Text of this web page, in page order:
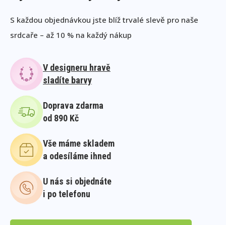
S každou objednávkou jste blíž trvalé slevě pro naše
srdcaře – až 10 % na každý nákup
V designeru hravě
sladíte barvy
Doprava zdarma
od 890 Kč
Vše máme skladem
a odesíláme ihned
U nás si objednáte
i po telefonu